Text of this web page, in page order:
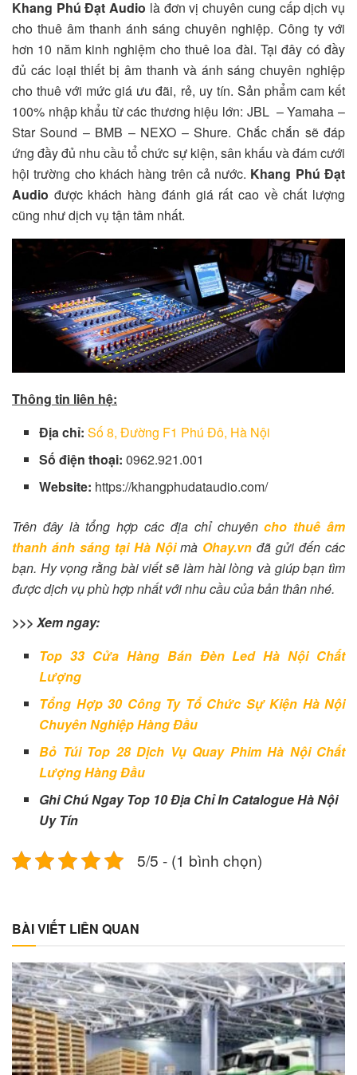
Khang Phú Đạt Audio là đơn vị chuyên cung cấp dịch vụ
cho thuê âm thanh ánh sáng chuyên nghiệp. Công ty với
hơn 10 năm kinh nghiệm cho thuê loa đài. Tại đây có đầy
đủ các loại thiết bị âm thanh và ánh sáng chuyên nghiệp
cho thuê với mức giá ưu đãi, rẻ, uy tín. Sản phẩm cam kết
100% nhập khẩu từ các thương hiệu lớn: JBL – Yamaha –
Star Sound – BMB – NEXO – Shure. Chắc chắn sẽ đáp
ứng đầy đủ nhu cầu tổ chức sự kiện, sân khấu và đám cưới
hội trường cho khách hàng trên cả nước. Khang Phú Đạt
Audio được khách hàng đánh giá rất cao về chất lượng
cũng như dịch vụ tận tâm nhất.
Thông tin liên hệ:
Địa chỉ: Số 8, Đường F1 Phú Đô, Hà Nội
Số điện thoại: 0962.921.001
Website: https://khangphudataudio.com/
Trên đây là tổng hợp các địa chỉ chuyêncho thuê âm
thanh ánh sáng tại Hà Nộimà Ohay.vn đã gửi đến các
bạn. Hy vọng rằng bài viết sẽ làm hài lòng và giúp bạn tìm
được dịch vụ phù hợp nhất với nhu cầu của bản thân nhé.
>>> Xem ngay:
Top 33 Cửa Hàng Bán Đèn Led Hà Nội Chất
Lượng
Tổng Hợp 30 Công Ty Tổ Chức Sự Kiện Hà Nội
Chuyên Nghiệp Hàng Đầu
Bỏ Túi Top 28 Dịch Vụ Quay Phim Hà Nội Chất
Lượng Hàng Đầu
Ghi Chú Ngay Top 10 Địa Chỉ In Catalogue Hà Nội
Uy Tín
5/5 - (1 bình chọn)
BÀI VIẾT LIÊN QUAN